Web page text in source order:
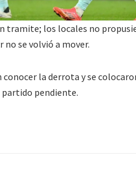
tramite; los locales no
no se volvió a mover.
la derrota y se
partido pendiente.